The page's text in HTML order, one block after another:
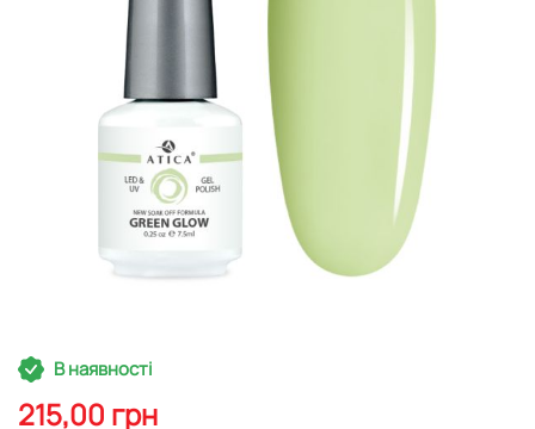
Перейти
до
початку
В наявності
215,00 грн